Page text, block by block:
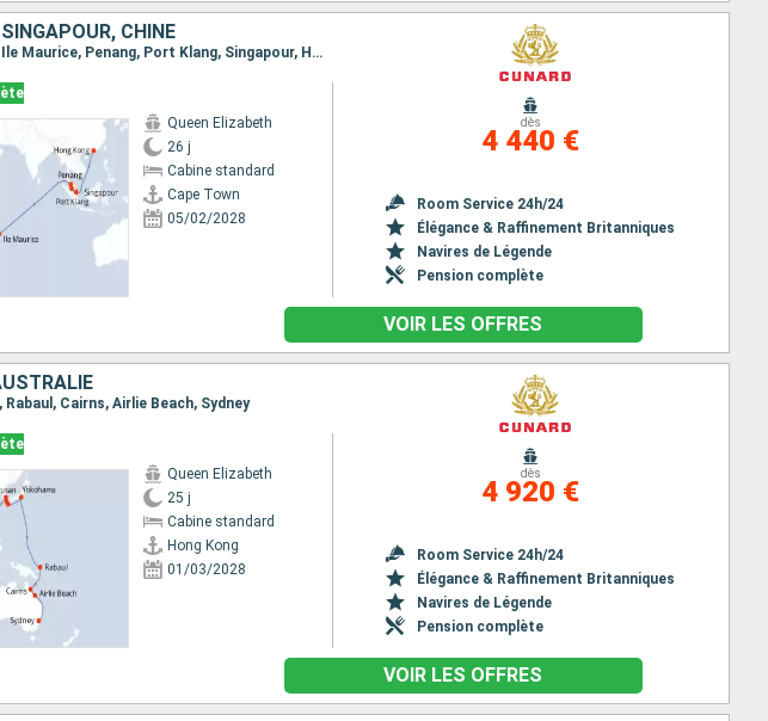
CHINE
Itinéraire : Cape Town, Port Elisabeth, Durban, Ile de la Réunion, Ile Maurice, Penang, Port Klang, Singapour, Hong Kong
Queen Elizabeth
26 j
Cabine standard
Cape Town
05/02/2028
dès
4 440 €
Room Service 24h/24
Élégance & Raffinement Britanniques
Navires de Légende
Pension complète
VOIR LES OFFRES
Cairns, Airlie Beach, Sydney
Queen Elizabeth
25 j
Cabine standard
Hong Kong
01/03/2028
dès
4 920 €
Room Service 24h/24
Élégance & Raffinement Britanniques
Navires de Légende
Pension complète
VOIR LES OFFRES